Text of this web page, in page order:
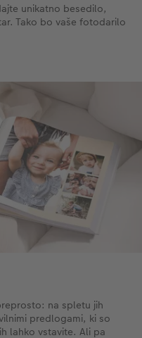
unikatno besedilo,
Tako bo vaše fotodarilo
na spletu jih
predlogami, ki so
lahko vstavite. Ali pa